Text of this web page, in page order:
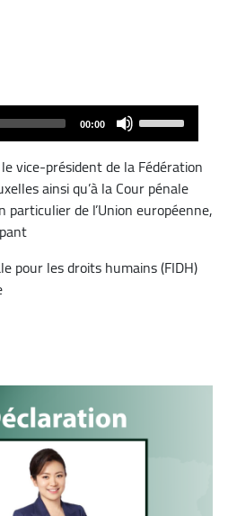
00:00
Arrow
keys
to
increase
decrease
vice-président de la Fédération
ainsi qu’à la Cour pénale
de l’Union européenne,
pour les droits humains (FIDH)